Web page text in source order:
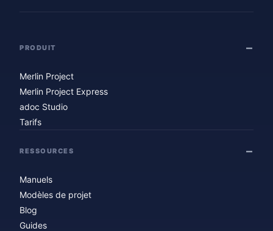
PRODUIT
Merlin Project
Merlin Project Express
adoc Studio
Tarifs
RESSOURCES
Manuels
Modèles de projet
Blog
Guides